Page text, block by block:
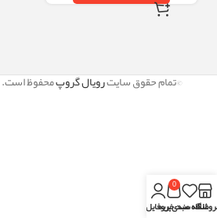
©تمام حقوق سایترویال گروپمحفوظ
علاقه مندی
0
سبد خریدپروفایل